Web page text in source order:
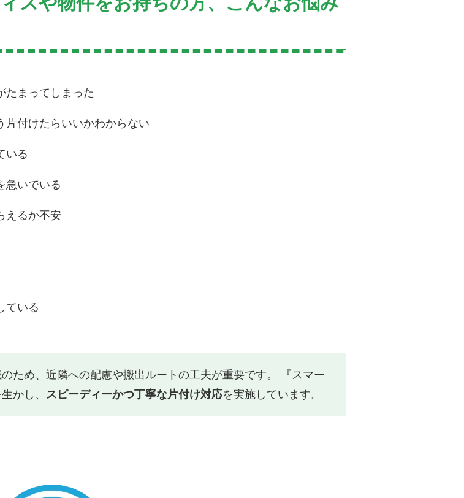
たまってしまった
片付けたらいいかわからない
いる
急いでいる
えるか不安
ている
ため、近隣への配慮や搬出ルートの工夫が重要です。 『スマー
かし、 スピーディーかつ丁寧な片付け対応を実施しています。